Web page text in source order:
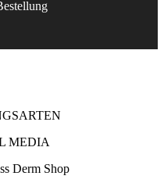
MEDIA
Derm Shop